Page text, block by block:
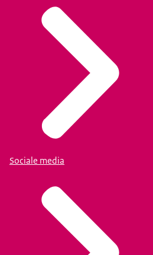
Sociale media